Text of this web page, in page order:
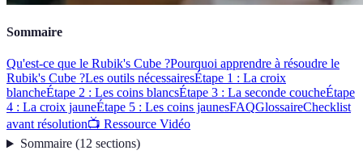
Sommaire
Qu'est-ce que le Rubik's Cube ?Pourquoi apprendre à résoudre le
Rubik's Cube ?Les outils nécessairesÉtape 1 : La croix
blancheÉtape 2 : Les coins blancsÉtape 3 : La seconde coucheÉtape
4 : La croix jauneÉtape 5 : Les coins jaunesFAQGlossaireChecklist
avant résolution📺 Ressource Vidéo
Sommaire(12 sections)